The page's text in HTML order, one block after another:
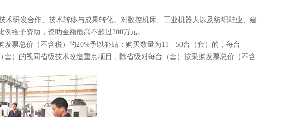
研发合作、技术转移与成果转化。对数控机床、工业机器人以及纺织鞋业、建
给予资助，资助金额最高不超过200万元。
票总价（不含税）的20%予以补贴；购买数量为11—50台（套）的，每台
）的视同省级技术改造重点项目，除省级对每台（套）按采购发票总价（不含